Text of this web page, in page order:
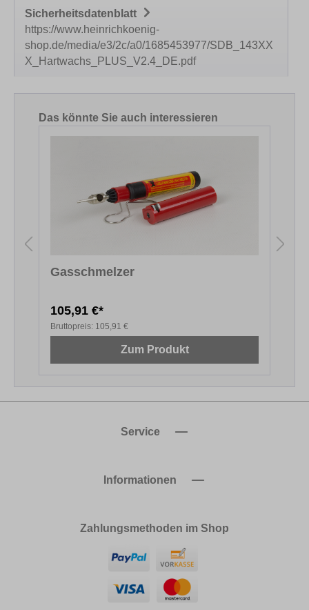
Sicherheitsdatenblatt
https://www.heinrichkoenig-
shop.de/media/e3/2c/a0/1685453977/SDB_143XX
X_Hartwachs_PLUS_V2.4_DE.pdf
Produktgalerie überspringen
Das könnte Sie auch interessieren
Gasschmelzer
105,91 €*
Bruttopreis: 105,91 €
Zum Produkt
Service
Informationen
Zahlungsmethoden im Shop